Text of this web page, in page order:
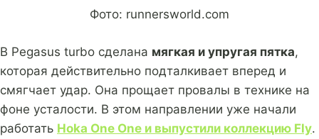
Фото: runnersworld.com
В Pegasus turbo сделана мягкая и упругая пятка,
которая действительно подталкивает вперед и
смягчает удар. Она прощает провалы в технике на
фоне усталости. В этом направлении уже начали
работать Hoka One One и выпустили коллекцию Fly.